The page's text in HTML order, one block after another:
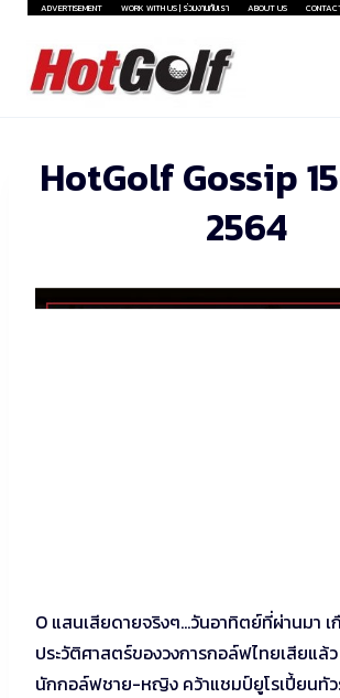
Skip
content
ADVERTISEMENT WORK WITH US | ร่วมงานกับเรา ABOUT US
HotGolf Gossip
2564
O แสนเสียดายจริงๆ…วันอาทิตย์ที่ผ่านมา เ
ประวัติศาสตร์ของวงการกอล์ฟไทยเสียแล้ว
นักกอล์ฟชาย-หญิง คว้าแชมป์ยูโรเปี้ยนทัว